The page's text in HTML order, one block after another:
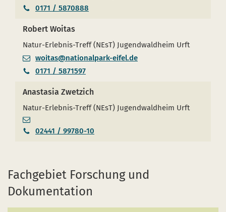
0171 / 5870888
Robert Woitas
Natur-Erlebnis-Treff (NEsT) Jugendwaldheim Urft
woitas@nationalpark-eifel.de
0171 / 5871597
Anastasia Zwetzich
Natur-Erlebnis-Treff (NEsT) Jugendwaldheim Urft
02441 / 99780-10
Fachgebiet Forschung und
Dokumentation